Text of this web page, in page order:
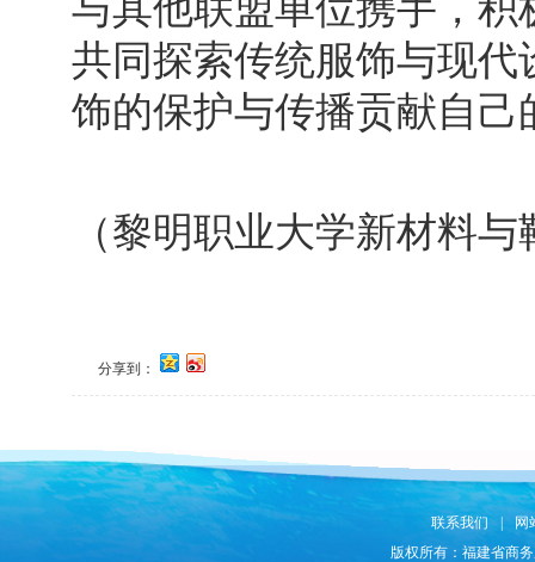
与其他联盟单位携手，
共同探索传统服饰与现
饰的保护与传播贡献自己
（黎明职业大学新材料
分享到：
联系我们
网
版权所有：福建省商